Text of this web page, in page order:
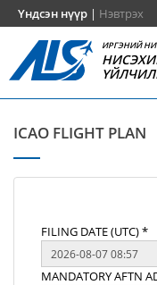
Үндсэн нүүр | Нэвтрэх
ИРГЭНИЙ
ICAO FLIGHT PLAN
FILING DATE (UTC) *
MANDATORY AFTN